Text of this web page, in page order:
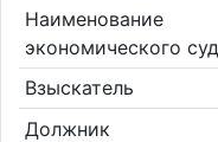
Наименование
экономического
Взыскатель
Должник